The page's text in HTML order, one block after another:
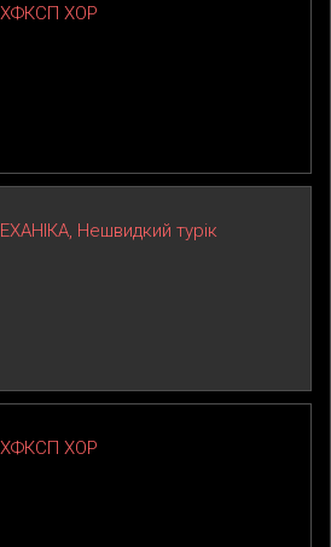
ХФКСП ХОР
Нешвидкий турік
ХФКСП ХОР